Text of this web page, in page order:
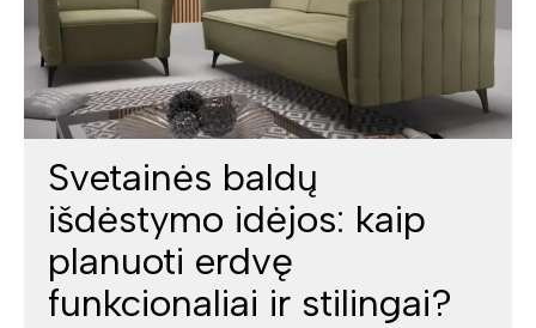
Svetainės baldų
išdėstymo idėjos: kaip
planuoti erdvę
funkcionaliai ir stilingai?